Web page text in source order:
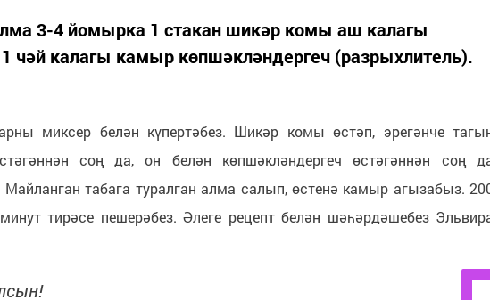
3-4 йомырка 1 стакан шикәр комы аш калагы
чәй калагы камыр көпшәкләндергеч (разрыхлитель).
миксер белән күпертәбез. Шикәр комы өстәп, эрегәнче
соң да, он белән көпшәкләндергеч өстәгәннән соң
табага туралган алма салып, өстенә камыр агызабыз.
тирәсе пешерәбез. Әлеге рецепт белән шәһәрдәшебез